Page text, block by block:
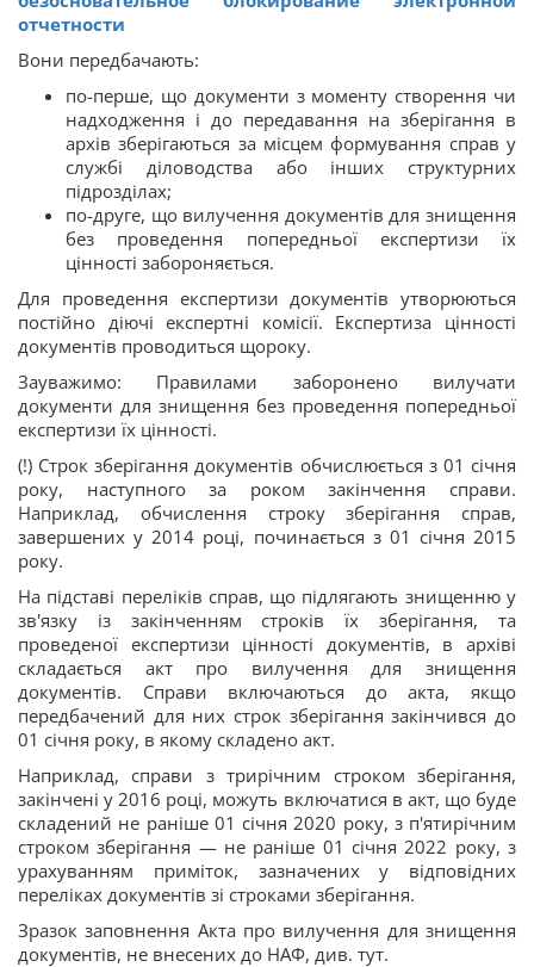
отчетности
Вони передбачають:
по-перше, що документи з моменту створення чи
надходження і до передавання на зберігання в
архів зберігаються за місцем формування справ у
службі діловодства або інших структурних
підрозділах;
по-друге, що вилучення документів для знищення
без проведення попередньої експертизи їх
цінності забороняється.
Для проведення експертизи документів утворюються
постійно діючі експертні комісії. Експертиза цінності
документів проводиться щороку.
Зауважимо: Правилами заборонено вилучати
документи для знищення без проведення попередньої
експертизи їх цінності.
(!) Строк зберігання документів обчислюється з 01 січня
року, наступного за роком закінчення справи.
Наприклад, обчислення строку зберігання справ,
завершених у 2014 році, починається з 01 січня 2015
року.
На підставі переліків справ, що підлягають знищенню у
зв'язку із закінченням строків їх зберігання, та
проведеної експертизи цінності документів, в архіві
складається акт про вилучення для знищення
документів. Справи включаються до акта, якщо
передбачений для них строк зберігання закінчився до
01 січня року, в якому складено акт.
Наприклад, справи з трирічним строком зберігання,
закінчені у 2016 році, можуть включатися в акт, що буде
складений не раніше 01 січня 2020 року, з п'ятирічним
строком зберігання — не раніше 01 січня 2022 року, з
урахуванням приміток, зазначених у відповідних
переліках документів зі строками зберігання.
Зразок заповнення Акта про вилучення для знищення
документів, не внесених до НАФ, див. тут.